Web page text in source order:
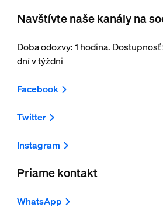
Navštívte naše kanály na
Doba odozvy: 1 hodina.
dní v týždni
Facebook
Twitter
Instagram
Priame kontakt
WhatsApp